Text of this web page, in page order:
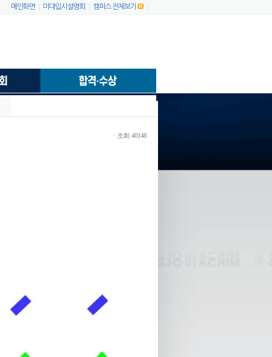
메인화면 미대입시설명회 캠퍼스 전체보기
ㆍ조회: 40148